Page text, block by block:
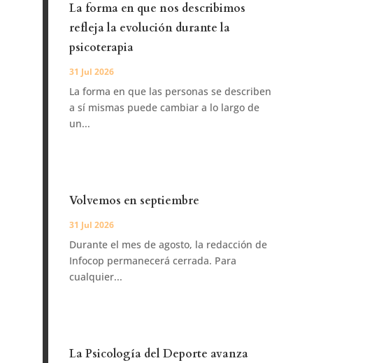
La forma en que nos describimos
refleja la evolución durante la
psicoterapia
31 Jul 2026
La forma en que las personas se describen
a sí mismas puede cambiar a lo largo de
un...
Volvemos en septiembre
31 Jul 2026
Durante el mes de agosto, la redacción de
Infocop permanecerá cerrada. Para
cualquier...
La Psicología del Deporte avanza